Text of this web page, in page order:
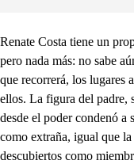
Renate Costa tiene un
pero nada más: no sabe
que recorrerá, los lugares
ellos. La figura del padre,
desde el poder condenó a
como extraña, igual que
descubiertos como